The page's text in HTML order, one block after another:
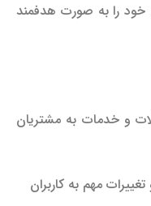
خود را به صورت هدفمند
و خدمات به مشتریان
تغییرات مهم به کاربران